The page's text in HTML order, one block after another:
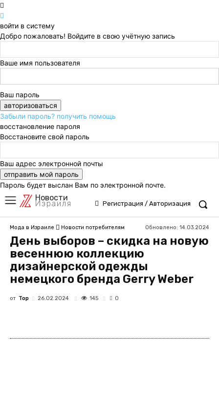
войти в систему
Добро пожаловать! Войдите в свою учётную запись
Ваше имя пользователя
Ваш пароль
Забыли пароль? получить помощь
восстановление пароля
Восстановите свой пароль
Ваш адрес электронной почты
Пароль будет выслан Вам по электронной почте.
Новости
Израиля Регистрация / Авторизация
Мода в Израиле Новости потребителям Обновлено: 14.03.2024
День выборов – скидка на новую
весеннюю коллекцию
дизайнерской одежды
немецкого бренда Gerry Weber
от Top 26.02.2024 145 0